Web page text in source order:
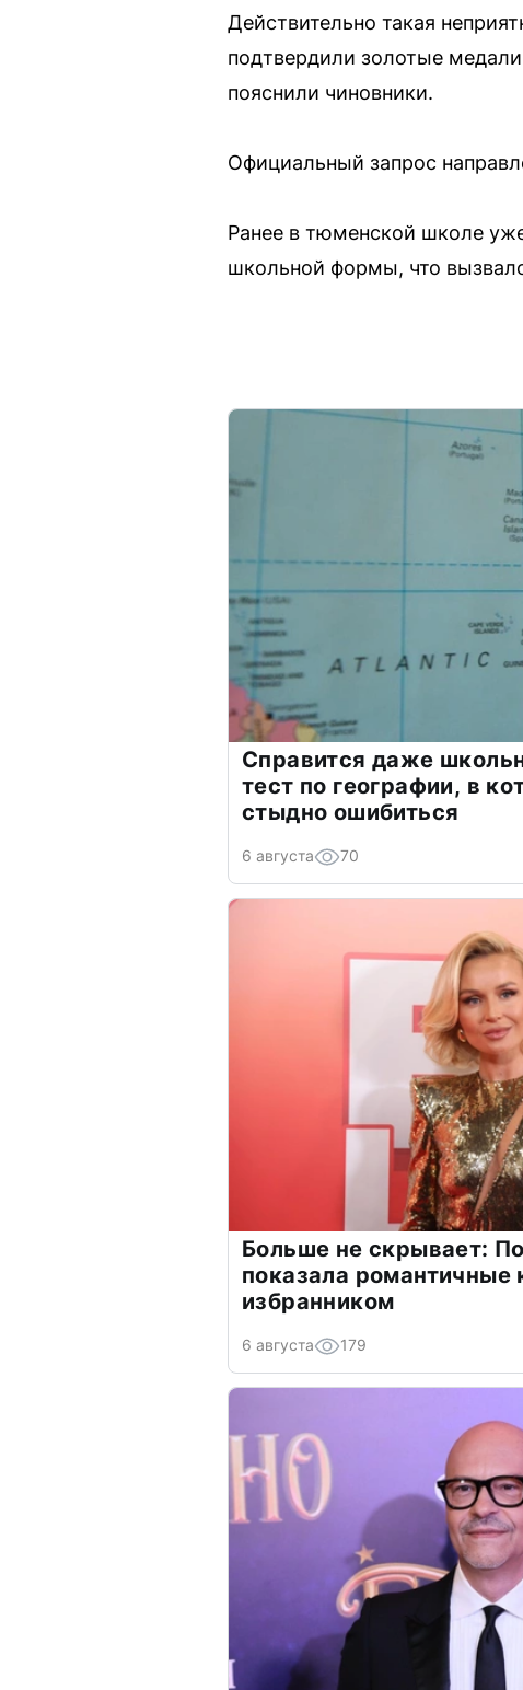
Действительно такая
подтвердили золотые
пояснили чиновники.
Официальный запрос
Ранее в тюменской школе
школьной формы, что
Справится даже
тест по географии, в
стыдно ошибиться
6 августа 70
Больше не скрывает:
показала
избранником
6 августа 179